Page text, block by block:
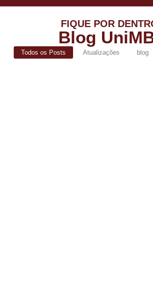
FIQUE POR
Blog
Todos os Posts Atualizações blog